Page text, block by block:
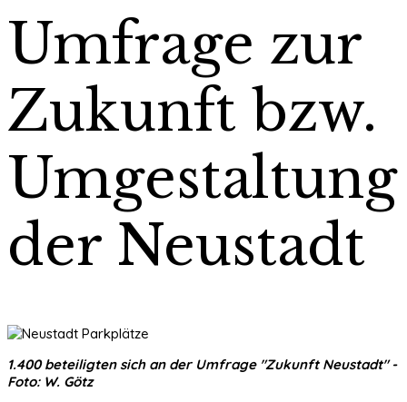
Umfrage zur
Zukunft bzw.
Umgestaltung
der Neustadt
1.400 beteiligten sich an der Umfrage "Zukunft Neustadt" -
Foto: W. Götz